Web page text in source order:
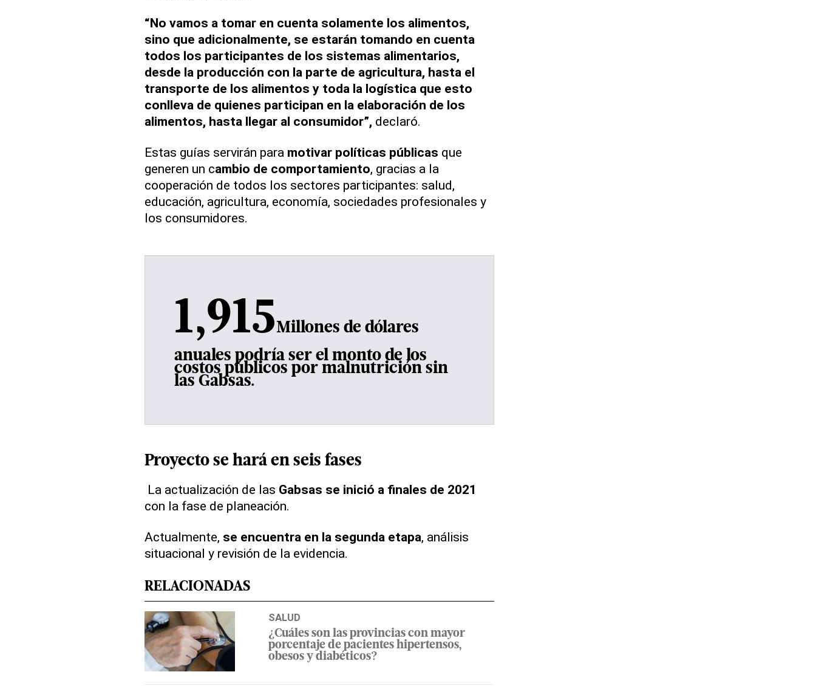
“No vamos a tomar en cuenta solamente los alimentos,
sino que adicionalmente, se estarán tomando en cuenta
todos los participantes de los sistemas alimentarios,
desde la producción con la parte de agricultura, hasta el
transporte de los alimentos y toda la logística que esto
conlleva de quienes participan en la elaboración de los
alimentos, hasta llegar al consumidor”, declaró.
Estas guías servirán para motivar políticas públicas que
generen un cambio de comportamiento, gracias a la
cooperación de todos los sectores participantes: salud,
educación, agricultura, economía, sociedades profesionales y
los consumidores.
1,915Millones de dólares
anuales podría ser el monto de los
costos públicos por malnutrición sin
las Gabsas.
Proyecto se hará en seis fases
La actualización de las Gabsas se inició a finales de 2021
con la fase de planeación.
Actualmente, se encuentra en la segunda etapa, análisis
situacional y revisión de la evidencia.
RELACIONADAS
SALUD
¿Cuáles son las provincias con mayor
porcentaje de pacientes hipertensos,
obesos y diabéticos?